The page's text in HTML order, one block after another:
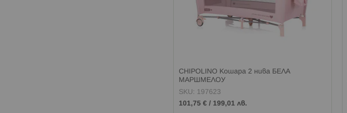
CHIPOLINO Кошара 2 нива БЕЛА
МАРШМЕЛОУ
SKU: 197623
101,75 € / 199,01 лв.